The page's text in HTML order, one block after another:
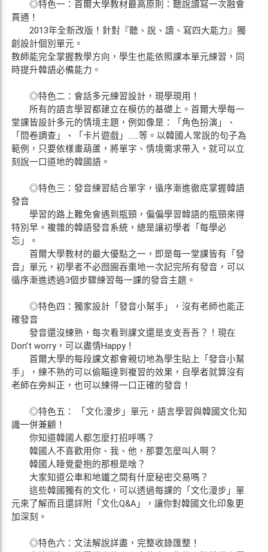
◎特色一：首爾大學教材最高原則：聽說讀寫一次融會
貫通！
2013年全新改版！針對『聽、說、讀、寫四大能力』獨
創設計個別單元。
教師能完全掌握教學方向，學生也能依照課本單元練習，同
時提升韓語必備能力。
◎特色二：會話多元練習設計，現學現用！
所有的語言學習都建立在模仿的基礎上。首爾大學每一
堂課皆設計多元的情境主題，例如像是：「角色扮演」、
「問卷調查」、「卡片遊戲」……等。以韓國人常說的句子為
範例，只要依樣畫葫蘆，將單字、情境需求帶入，就可以立
刻說一口道地的韓國語。
◎特色三：發音練習結合單字，循序漸進徹底掌握韓語
發音
學習的路上難免會遇到瓶頸，偏偏學習韓語的瓶頸來得
特別早。複雜的韓語發音系統，總是讓初學者「每學必
忘」。
首爾大學教材的最大優點之一，即是每一堂課皆有「發
音」單元，初學者不必囫圇吞棗地一次記完所有發音，可以
循序漸進透過3個步驟練習每一課的發音主題。
◎特色四：獨家設計「發音小幫手」，沒有老師也能正
確發音
發音還沒練熟，每次看到課文還是支支吾吾？！現在
Don’t worry，可以盡情Happy！
首爾大學的每段課文都會親切地為學生貼上「發音小幫
手」，練不熟的可以偷瞄達到複習的效果，自學者就算沒有
老師在旁糾正，也可以練得一口正確的發音！
◎特色五： 「文化漫步」單元，語言學習與韓國文化知
識一併兼顧！
你知道韓國人都怎麼打招呼嗎？
韓國人不喜歡用你、我、他，那要怎麼叫人啊？
韓國人睡覺愛抱的那根是啥？
大家知道公車和地鐵之間有什麼秘密交易嗎？
這些韓國獨有的文化，可以透過每課的「文化漫步」單
元來了解而且還詳附「文化Q&A」，讓你對韓國文化印象更
加深刻。
◎特色六：文法解說詳盡，完整收錄匯整！